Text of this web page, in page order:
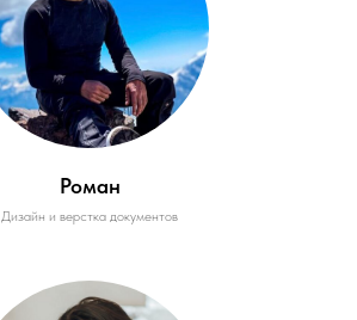
Роман
Дизайн и верстка документов